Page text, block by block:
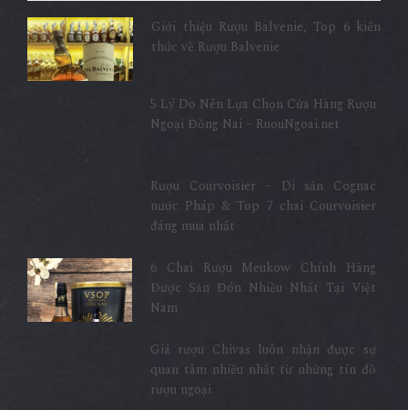
Giới thiệu Rượu Balvenie, Top 6 kiến
thức về Rượu Balvenie
5 Lý Do Nên Lựa Chọn Cửa Hàng Rượu
Ngoại Đồng Nai – RuouNgoai.net
Rượu Courvoisier – Di sản Cognac
nước Pháp & Top 7 chai Courvoisier
đáng mua nhất
6 Chai Rượu Meukow Chính Hãng
Được Săn Đón Nhiều Nhất Tại Việt
Nam
Giá rượu Chivas luôn nhận được sự
quan tâm nhiều nhất từ những tín đồ
rượu ngoại